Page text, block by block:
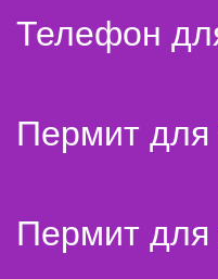
Телефон
Пермит
Пермит для